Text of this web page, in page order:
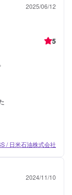
2025/06/12
5
/ 日米石油株式会社
2024/11/10